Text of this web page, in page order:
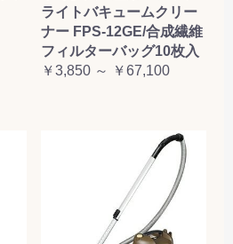
ライトバキュームクリー
ナー FPS-12GE/合成繊維
フィルターバッグ10枚入
￥3,850 ～ ￥67,100